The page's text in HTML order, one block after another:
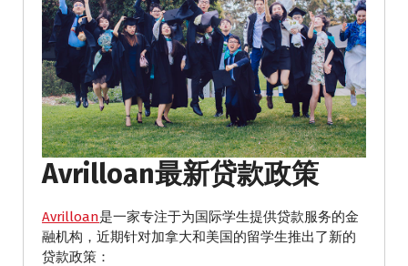
Avrilloan最新贷款政策
Avrilloan是一家专注于为国际学生提供贷款服务的金
融机构，近期针对加拿大和美国的留学生推出了新的
贷款政策：​